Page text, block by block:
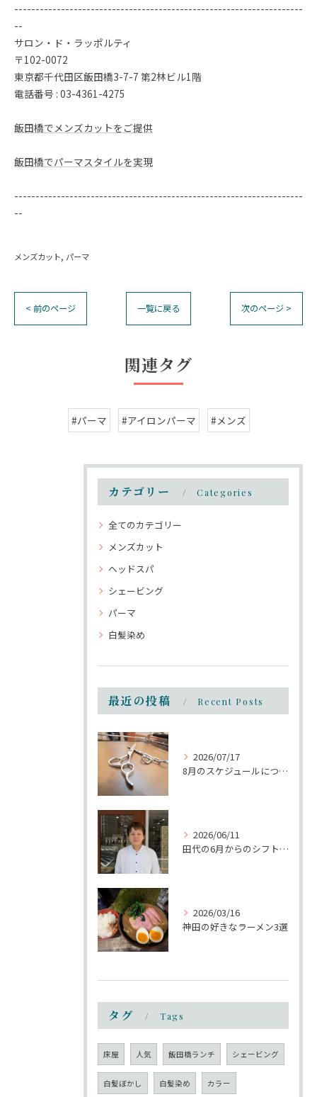
--------------------------------------------------------------------
--
サロン・ド・ラッポルティ
〒102-0072
東京都千代田区飯田橋3-7-7 第2林ビル1階
電話番号 : 03-4361-4275
飯田橋でメンズカットをご提供
飯田橋でパーマスタイルを実現
--------------------------------------------------------------------
--
メンズカット パーマ
< 前のページ 一覧に戻る 次のページ >
関連タグ
#パーマ #アイロンパーマ #メンズ
カテゴリー Categories
全てのカテゴリー
メンズカット
ヘッドスパ
シェービング
パーマ
白髪染め
最近の投稿 Recent Posts
2026/07/17
8月のスケジュールについて
2026/06/11
田代の6月からのシフトについて
2026/03/16
神田の好きなラーメン3選
タグ Tags
床屋 人気 飯田橋ランチ シェービング
白髪ぼかし 白髪染め カラー